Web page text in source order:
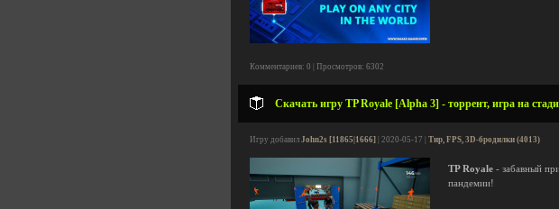
Комментариев: 0 | Просмотров: 6302
Скачать игру TP Royale [Alpha 3] - торрент, игра на
Игру добавил John2s [11865|1666] | 2020-05-17 | Тир, FPS, 3D-бродилки (4013)
TP Royale - забавный
пандемии!